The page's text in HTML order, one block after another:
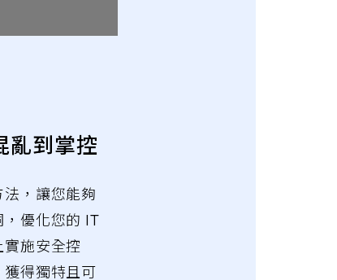
亂到掌控
，讓您能夠
優化您的 IT
施安全控
得獨特且可